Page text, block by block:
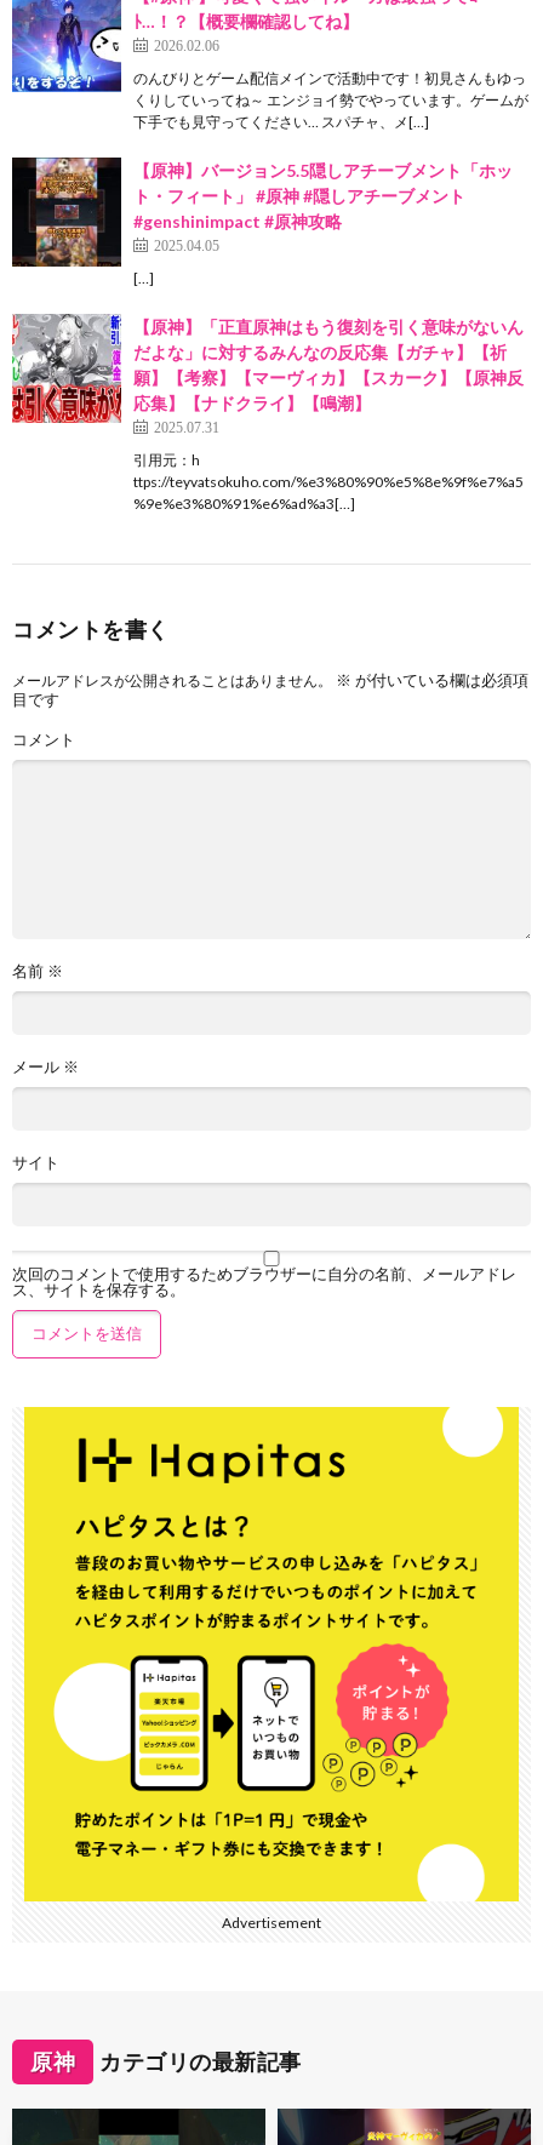
ﾄ…！？【概要欄確認してね】
2026.02.06
のんびりとゲーム配信メインで活動中です！初見さんもゆっ
くりしていってね～ エンジョイ勢でやっています。ゲームが
下手でも見守ってください… スパチャ、メ[…]
【原神】バージョン5.5隠しアチーブメント「ホッ
ト・フィート」 #原神 #隠しアチーブメント
#genshinimpact #原神攻略
2025.04.05
[…]
【原神】「正直原神はもう復刻を引く意味がないん
だよな」に対するみんなの反応集【ガチャ】【祈
願】【考察】【マーヴィカ】【スカーク】【原神反
応集】【ナドクライ】【鳴潮】
2025.07.31
引用元：h
ttps://teyvatsokuho.com/%e3%80%90%e5%8e%9f%e7%a5
%9e%e3%80%91%e6%ad%a3[…]
コメントを書く
メールアドレスが公開されることはありません。 ※ が付いている欄は必須項
目です
コメント
名前 ※
メール ※
サイト
次回のコメントで使用するためブラウザーに自分の名前、メールアドレ
ス、サイトを保存する。
Advertisement
原神 カテゴリの最新記事